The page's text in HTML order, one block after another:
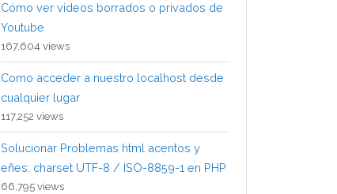
Cómo ver videos borrados o privados de
Youtube
167,604 views
Como acceder a nuestro localhost desde
cualquier lugar
117,252 views
Solucionar Problemas html acentos y
eñes: charset UTF-8 / ISO-8859-1 en PHP
66,795 views